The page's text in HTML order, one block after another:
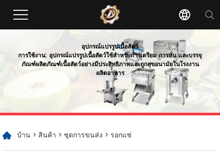
อุปกรณ์แปรรูปเนื้อสัตว์
การใช้งาน: อุปกรณ์แปรรูปเนื้อสัตว์ใช้สำหรับการเตรียม การหั่น และบรรจุ
ภัณฑ์ผลิตภัณฑ์เนื้อสัตว์อย่างมีประสิทธิภาพและถูกสุขอนามัยในโรงงาน
ผลิตอาหาร
บ้าน > สินค้า > ชุดการขนส่ง > รอกแช่